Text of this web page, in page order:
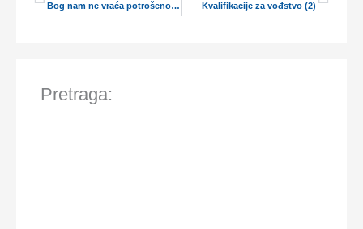
Bog nam ne vraća potrošeno vreme Kvalifikacije za vođstvo (2)
Pretraga: